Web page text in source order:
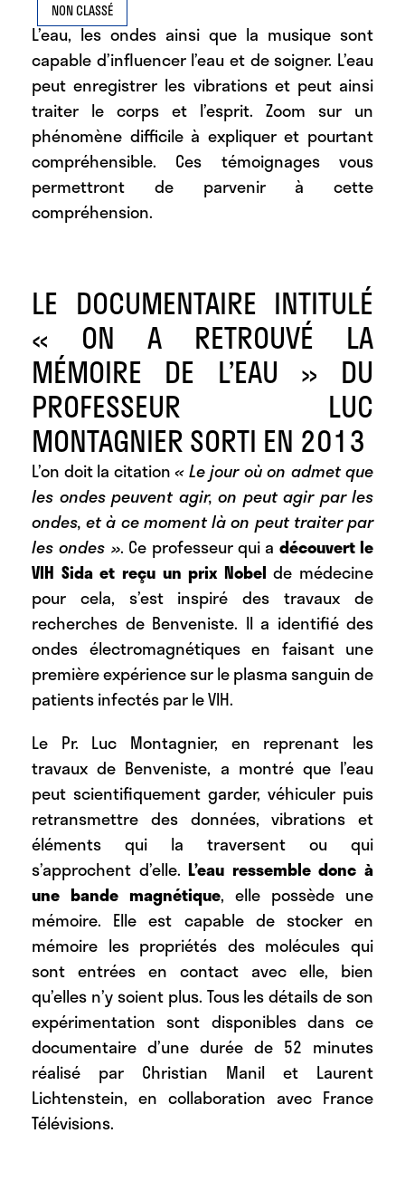
NON CLASSÉ
L’eau, les ondes ainsi que la musique sont
capable d’influencer l’eau et de soigner. L’eau
peut enregistrer les vibrations et peut ainsi
traiter le corps et l’esprit. Zoom sur un
phénomène difficile à expliquer et pourtant
compréhensible. Ces témoignages vous
permettront de parvenir à cette
compréhension.
LE DOCUMENTAIRE INTITULÉ
« ON A RETROUVÉ LA
MÉMOIRE DE L’EAU » DU
PROFESSEUR LUC
MONTAGNIER SORTI EN 2013
L’on doit la citation« Le jour où on admet que
les ondes peuvent agir, on peut agir par les
ondes, et à ce moment là on peut traiter par
les ondes ». Ce professeur qui a découvert le
VIH Sida et reçu un prix Nobel de médecine
pour cela, s’est inspiré des travaux de
recherches de Benveniste. Il a identifié des
ondes électromagnétiques en faisant une
première expérience sur le plasma sanguin de
patients infectés par le VIH.
Le Pr. Luc Montagnier, en reprenant les
travaux de Benveniste, a montré que l’eau
peut scientifiquement garder, véhiculer puis
retransmettre des données, vibrations et
éléments qui la traversent ou qui
s’approchent d’elle.L’eau ressemble donc à
une bande magnétique, elle possède une
mémoire. Elle est capable de stocker en
mémoire les propriétés des molécules qui
sont entrées en contact avec elle, bien
qu’elles n’y soient plus. Tous les détails de son
expérimentation sont disponibles dans ce
documentaire d’une durée de 52 minutes
réalisé par Christian Manil et Laurent
Lichtenstein, en collaboration avec France
Télévisions.